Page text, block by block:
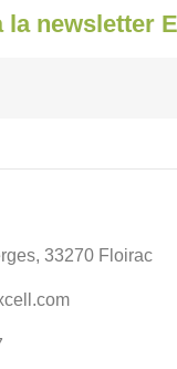
la newsletter
33270 Floirac